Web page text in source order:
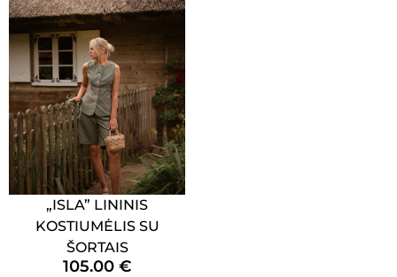
„ISLA” LININIS
KOSTIUMĖLIS SU
ŠORTAIS
105.00 €